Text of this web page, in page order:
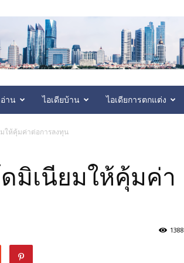
าน ไอเดียบ้าน ไอเดียการตกแต่ง
ให้คุ้มค่าต่อการลงทุน
มิเนียมให้คุ้มค่า
1388